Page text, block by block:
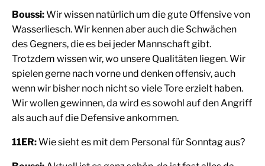
Boussi:Wir wissen natürlich um die gute Offensive von
Wasserliesch. Wir kennen aber auch die Schwächen
des Gegners, die es bei jeder Mannschaft gibt.
Trotzdem wissen wir, wo unsere Qualitäten liegen. Wir
spielen gerne nach vorne und denken offensiv, auch
wenn wir bisher noch nicht so viele Tore erzielt haben.
Wir wollen gewinnen, da wird es sowohl auf den Angriff
als auch auf die Defensive ankommen.
11ER:Wie sieht es mit dem Personal für Sonntag aus?